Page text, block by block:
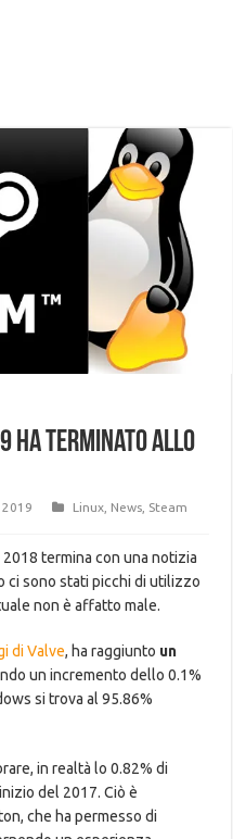
ha terminato allo
Linux News Steam
termina con una notizia
ci sono stati picchi di utilizzo
non è affatto male.
di Valve, ha raggiunto un
un incremento dello 0.1%
si trova al 95.86%
in realtà lo 0.82% di
del 2017. Ciò è
che ha permesso di